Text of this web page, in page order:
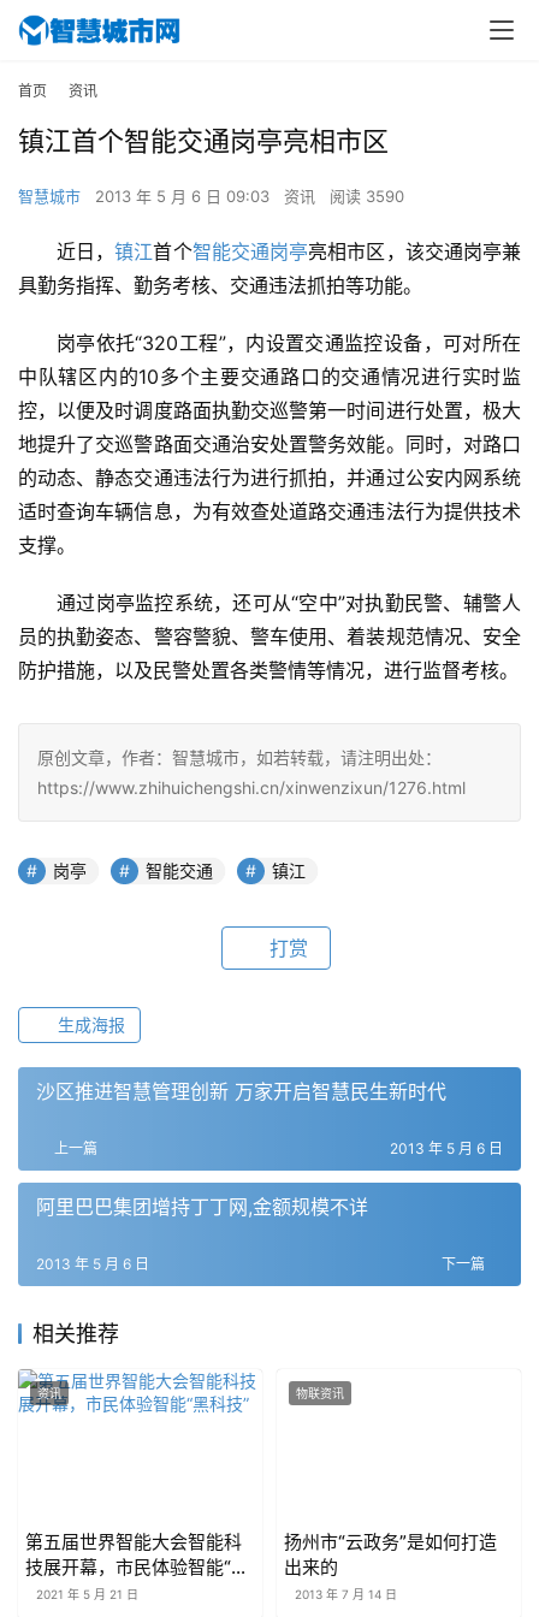
首页 资讯
镇江首个智能交通岗亭亮相市区
智慧城市 2013 年 5 月 6 日 09:03 资讯 阅读 3590
近日，镇江首个智能交通岗亭亮相市区，该交通岗亭兼
具勤务指挥、勤务考核、交通违法抓拍等功能。
岗亭依托“320工程”，内设置交通监控设备，可对所在
中队辖区内的10多个主要交通路口的交通情况进行实时监
控，以便及时调度路面执勤交巡警第一时间进行处置，极大
地提升了交巡警路面交通治安处置警务效能。同时，对路口
的动态、静态交通违法行为进行抓拍，并通过公安内网系统
适时查询车辆信息，为有效查处道路交通违法行为提供技术
支撑。
通过岗亭监控系统，还可从“空中”对执勤民警、辅警人
员的执勤姿态、警容警貌、警车使用、着装规范情况、安全
防护措施，以及民警处置各类警情等情况，进行监督考核。
原创文章，作者：智慧城市，如若转载，请注明出处：
https://www.zhihuichengshi.cn/xinwenzixun/1276.html
岗亭 智能交通 镇江
打赏
生成海报
沙区推进智慧管理创新 万家开启智慧民生新时代
上一篇 2013 年 5 月 6 日
阿里巴巴集团增持丁丁网,金额规模不详
下一篇
2013 年 5 月 6 日
相关推荐
资讯
第五届世界智能大会智能科
技展开幕，市民体验智能“黑
科技”
2021 年 5 月 21 日
物联资讯
扬州市“云政务”是如何打造
出来的
2013 年 7 月 14 日